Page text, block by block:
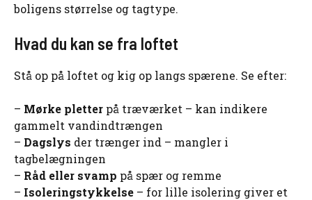
boligens størrelse og tagtype.
Hvad du kan se fra loftet
Stå op på loftet og kig op langs spærene. Se efter:
– Mørke pletter på træværket – kan indikere
gammelt vandindtrængen
– Dagslys der trænger ind – mangler i
tagbelægningen
– Råd eller svamp på spær og remme
– Isoleringstykkelse – for lille isolering giver et